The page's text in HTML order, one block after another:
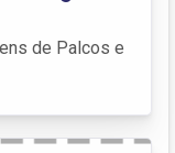
de Palcos e